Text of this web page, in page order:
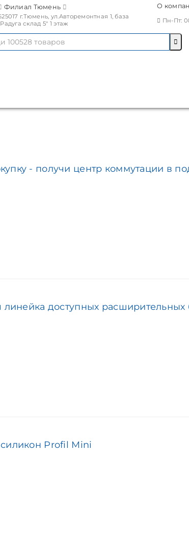
Филиал Тюмень
г.Тюмень, ул.Авторемонтная 1, база
склад 5" 1 этаж
О
Пн-Пт:
- получи центр коммутации в
линейка доступных расширительных
Profil Mini